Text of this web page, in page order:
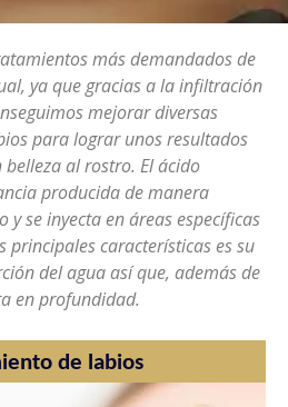
más demandados de
ya que gracias a la infiltración
mejorar diversas
para lograr unos resultados
al rostro. El ácido
producida de manera
se inyecta en áreas específicas
principales características es su
del agua así que, además de
en profundidad.
de labios